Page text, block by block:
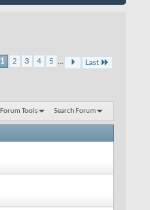
1 2 3 4 5 ... Last
Forum Tools Search Forum